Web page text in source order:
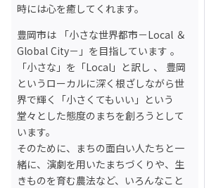
時には心を癒してくれます。
豊岡市は 「小さな世界都市－Local ＆
Global City－」を目指しています 。
「小さな」を「Local」と訳し 、 豊岡
というローカルに深く根ざしながら世
界で輝く「小さくてもいい」という
堂々とした態度のまちを創ろうとして
います。
そのために、まちの面白い人たちと一
緒に、演劇を用いたまちづくりや、生
きものを育む農法など、いろんなこと